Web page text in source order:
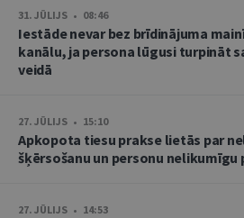
31. JŪLIJS • 08:46
Iestāde nevar bez brīdinājuma
kanālu, ja persona lūgusi turpināt
veidā
27. JŪLIJS • 15:10
Apkopota tiesu prakse lietās par
šķērsošanu un personu nelikumīgu
27. JŪLIJS • 14:53